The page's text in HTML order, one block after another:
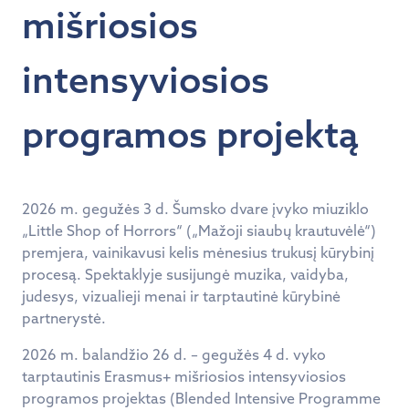
mišriosios
intensyviosios
programos projektą
2026 m. gegužės 3 d. Šumsko dvare įvyko miuziklo
„Little Shop of Horrors“ („Mažoji siaubų krautuvėlė“)
premjera, vainikavusi kelis mėnesius trukusį kūrybinį
procesą. Spektaklyje susijungė muzika, vaidyba,
judesys, vizualieji menai ir tarptautinė kūrybinė
partnerystė.
2026 m. balandžio 26 d. – gegužės 4 d. vyko
tarptautinis Erasmus+ mišriosios intensyviosios
programos projektas (Blended Intensive Programme